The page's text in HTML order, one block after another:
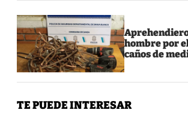
hombre por
caños de
TE PUEDE INTERESAR